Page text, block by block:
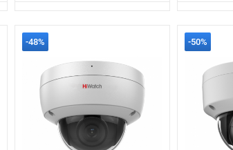
-48% -50%